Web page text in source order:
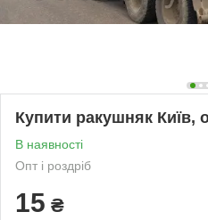
Купити ракушняк Київ,
В наявності
Опт і роздріб
15 ₴